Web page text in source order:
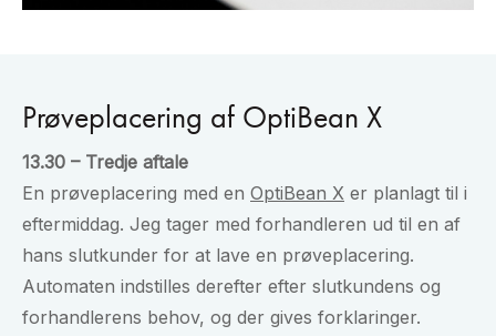
Prøveplacering af OptiBean X
13.30 – Tredje aftale
En prøveplacering med en OptiBean X er planlagt til i
eftermiddag. Jeg tager med forhandleren ud til en af
hans slutkunder for at lave en prøveplacering.
Automaten indstilles derefter efter slutkundens og
forhandlerens behov, og der gives forklaringer.